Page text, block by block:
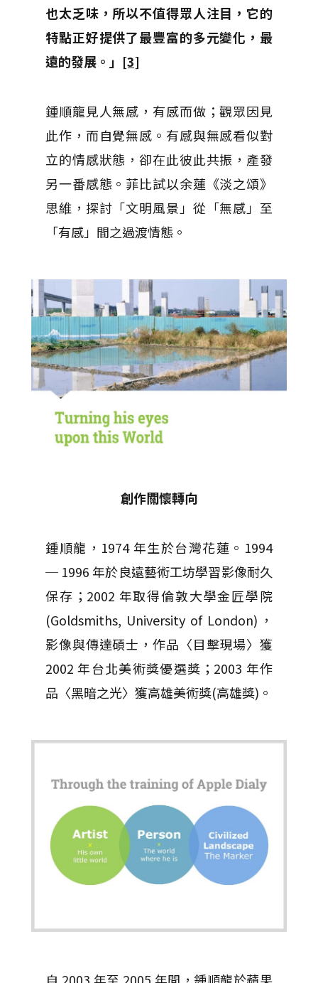
也太乏味，所以不值得眾人注目，它的
特點正好提供了最豐富的多元變化，最
遠的發展。」 [3]
鍾順龍見人無感，有感而做；觀眾因見
此作，而自覺無感。有感與無感看似對
立的情感狀態，卻在此彼此共振，產發
另一番感態。菲比試以余蓮《淡之頌》
思維，探討「文明風景」從「無感」至
「有感」間之過渡情態。
創作關懷轉向
鍾順龍，1974 年生於台灣花蓮。1994
─ 1996 年於良遠藝術工坊學習影像耐久
保存；2002 年取得倫敦大學金匠學院
(Goldsmiths, University of London)，
影像與傳達碩士，作品〈目擊現場〉獲
2002 年台北美術獎優選獎；2003 年作
品〈黑暗之光〉獲高雄美術獎(高雄獎)。